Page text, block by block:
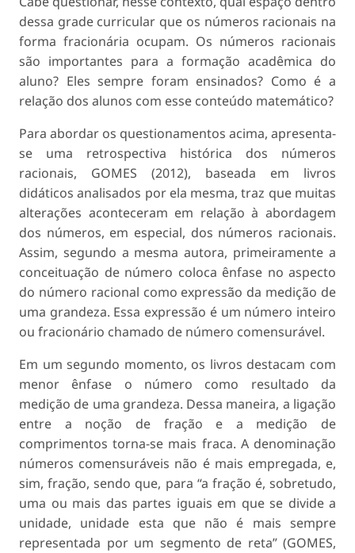
dessa grade curricular que os números racionais na
forma fracionária ocupam. Os números racionais
são importantes para a formação acadêmica do
aluno? Eles sempre foram ensinados? Como é a
relação dos alunos com esse conteúdo matemático?
Para abordar os questionamentos acima, apresenta-
se uma retrospectiva histórica dos números
racionais, GOMES (2012), baseada em livros
didáticos analisados por ela mesma, traz que muitas
alterações aconteceram em relação à abordagem
dos números, em especial, dos números racionais.
Assim, segundo a mesma autora, primeiramente a
conceituação de número coloca ênfase no aspecto
do número racional como expressão da medição de
uma grandeza. Essa expressão é um número inteiro
ou fracionário chamado de número comensurável.
Em um segundo momento, os livros destacam com
menor ênfase o número como resultado da
medição de uma grandeza. Dessa maneira, a ligação
entre a noção de fração e a medição de
comprimentos torna-se mais fraca. A denominação
números comensuráveis não é mais empregada, e,
sim, fração, sendo que, para “a fração é, sobretudo,
uma ou mais das partes iguais em que se divide a
unidade, unidade esta que não é mais sempre
representada por um segmento de reta” (GOMES,